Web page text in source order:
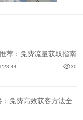
荐：免费流量获取指南
30
免费高效获客方法全